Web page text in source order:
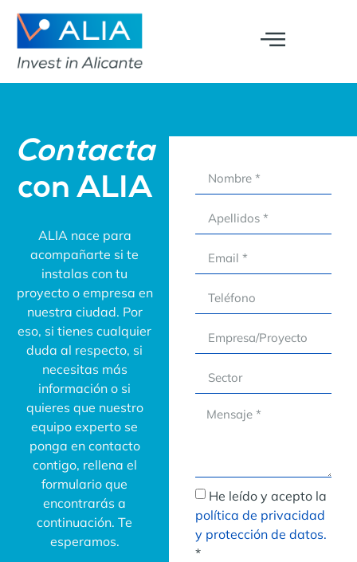
Contacta
con ALIA
ALIA nace para
acompañarte si te
instalas con tu
proyecto o empresa en
nuestra ciudad. Por
eso, si tienes cualquier
duda al respecto, si
necesitas más
información o si
quieres que nuestro
equipo experto se
ponga en contacto
contigo, rellena el
formulario que
encontrarás a
continuación. Te
esperamos.
He leído y acepto la
política de privacidad
y protección de datos.
*